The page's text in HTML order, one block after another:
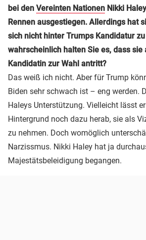
bei den Vereinten Nationen Nikki
Rennen ausgestiegen. Allerdings hat
sich nicht hinter Trumps Kandidatur
wahrscheinlich halten Sie es, dass sie
Kandidatin zur Wahl antritt?
Das weiß ich nicht. Aber für Trump
Biden sehr schwach ist – eng werden.
Haleys Unterstützung. Vielleicht lässt
Hintergrund noch dazu herab, sie als
zu nehmen. Doch womöglich
Narzissmus. Nikki Haley hat ja
Majestätsbeleidigung begangen.